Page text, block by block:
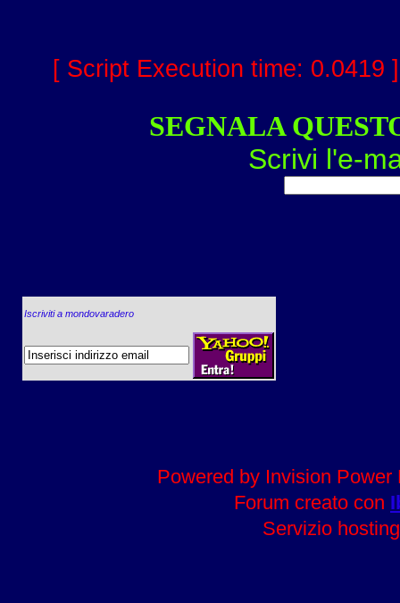
[ Script Execution time:
SEGNALA
Scrivi l'e-
Iscriviti a mondovaradero
Powered by Invision
Forum creato con
Servizio